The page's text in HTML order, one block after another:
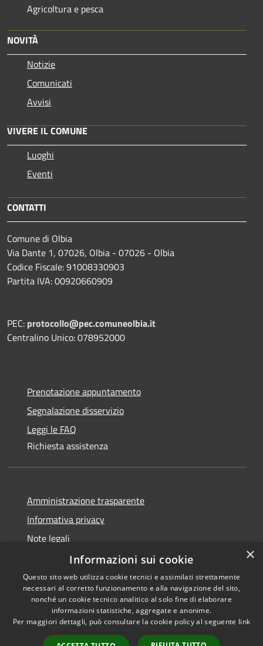
Agricoltura e pesca
NOVITÀ
Notizie
Comunicati
Avvisi
VIVERE IL COMUNE
Luoghi
Eventi
CONTATTI
Comune di Olbia
Via Dante 1, 07026, Olbia - 07026 - Olbia
Codice Fiscale: 91008330903
Partita IVA: 00920660909
PEC: protocollo@pec.comuneolbia.it
Centralino Unico: 078952000
Prenotazione appuntamento
Segnalazione disservizio
Leggi le FAQ
Richiesta assistenza
Amministrazione trasparente
Informativa privacy
Note legali
Dichiarazione di accessibilità
RSS
Accessibilità
Copyright © 2026 • Comune di
×
Informazioni sui cookie
Questo sito web utilizza cookie tecnici e assimilati strettamente
necessari al corretto funzionamento e alla navigazione del sito,
nonché un cookie tecnico analitico al solo fine di elaborare
informazioni statistiche, aggregate e anonime.
Per maggiori dettagli, può consultare la cookie policy al seguente link